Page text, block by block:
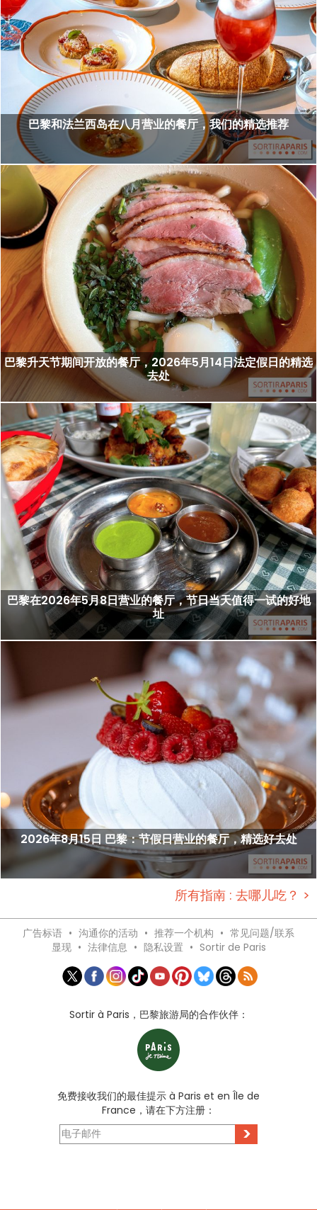
巴黎和法兰西岛在八月营业的餐厅，我们的精选推荐
巴黎升天节期间开放的餐厅，2026年5月14日法定假日的精选
去处
巴黎在2026年5月8日营业的餐厅，节日当天值得一试的好地
址
2026年8月15日 巴黎：节假日营业的餐厅，精选好去处
所有指南 : 去哪儿吃？ >
广告标语 • 沟通你的活动 • 推荐一个机构 • 常见问题/联系
显现 • 法律信息 • 隐私设置 • Sortir de Paris
Sortir à Paris，巴黎旅游局的合作伙伴：
免费接收我们的最佳提示 à Paris et en Île de
France，请在下方注册：
>